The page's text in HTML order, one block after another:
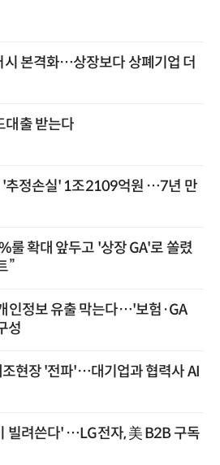
시 본격화…상장보다 상폐기업 더
대출 받는다
'추정손실' 1조2109억원 …7년 만
룰 확대 앞두고 '상장 GA'로 쏠렸
”
인정보 유출 막는다…'보험·GA
성
조현장 '전파'…대기업과 협력사 AI
빌려쓴다' …LG전자, 美 B2B 구독